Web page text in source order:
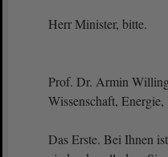
Herr Minister, bitte.
Prof. Dr. Armin
Wissenschaft,
Das Erste. Bei Ihnen